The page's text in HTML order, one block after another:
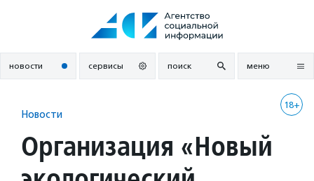
новости сервисы поиск меню
18+
Новости
Организация «Новый